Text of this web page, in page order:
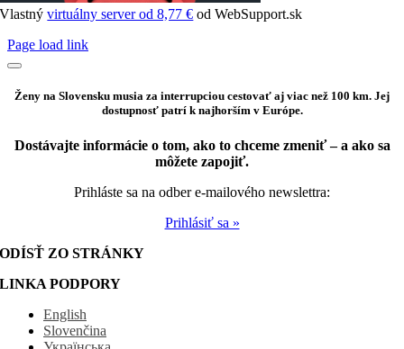
Vlastnývirtuálny server od 8,77 € od WebSupport.sk
Page load link
Ženy na Slovensku musia za interrupciou cestovať aj viac než 100 km. Jej
dostupnosť patrí k najhorším v Európe.
Dostávajte informácie o tom, ako to chceme zmeniť – a ako sa
môžete zapojiť.
Prihláste sa na odber e-mailového newslettra:
Prihlásiť sa »
ODÍSŤ ZO STRÁNKY
LINKA PODPORY
English
Slovenčina